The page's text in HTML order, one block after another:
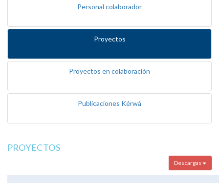
Personal colaborador
Proyectos
Proyectos en colaboración
Publicaciones Kérwá
PROYECTOS
Descargas